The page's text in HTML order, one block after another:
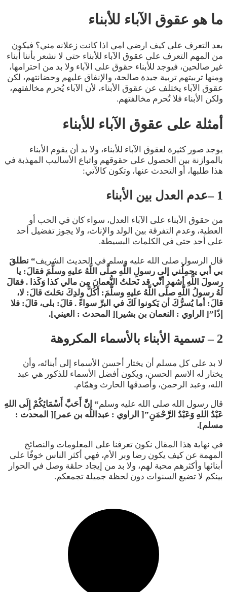
ما هو عقوق الآباء للأبناء
بعد التعرف على كيف ارضي امي اذا كانت زعلانه مني؟ فيكون
من المهم التعرف على عقوق الآباء للأبناء حتى لا نشعر بأننا أبناء
غير صالحين، فيوجد للأبناء حقوق على الآباء ولا بد من احترامها،
ومنها تربيتهم تربية جيدة صالحة، والإنفاق عليهم وحضانتهم، لكن
عقوق الآباء يختلف عن عقوق الأبناء، لأن الآباء يُحرم مخالفتهم،
ولكن الأبناء فلا تُحرم مخالفتهم.
أمثلة على عقوق الآباء للأبناء
يوجد صور كثيرة لعقوق الآباء للأبناء، ولا بد أن يقوم الأبناء
بالموازنة بين الحصول على حقوقهم واتباع الأساليب المهذبة في
هذا طلبها، أو التحدث عنها، وتكون كالآتي:
1 –عدم العدل بين الأبناء
من حقوق الأبناء على الآباء العدل، سواء كان في الحب أو
العطية، وعدم التفرقة بين الولد والإناث، ولا يجوز تفضيل أحد
على أحد حتى في الكلمات البسيطة.
قال الرسول صلى الله عليه وسلم في الحديث الشريف“ نطلقَ
بي أبي يحمِلُني إلى رسولِ اللَّهِ صلَّى اللَّهُ عليهِ وسلَّمَ فقالَ: يا
رسولَ اللَّهِ أشهد أنِّي قد نَحلتُ النُّعمانَ مِن مالي كذا وَكَذا . فقالَ
لَهُ رسولُ اللَّهِ صلَّى اللَّهُ عليهِ وسلَّمَ: أَكُلَّ ولدِكَ نحَلتَ قالَ: لا،
قالَ: أما يُسرُّكَ أن يَكونوا لَكَ في البرِّ سواءً . قالَ: بلى، قالَ: فلا
إذًا”[ الراوي : النعمان بن بشير][ المحدث : العيني].
2 – تسمية الأبناء بالأسماء المكروهة
لا بد على كل مسلم أن يختار أحسن الأسماء إلى أبنائه، وأن
يختار له الاسم الحسن، ويكون أفضل الأسماء للذكور هي عبد
الله، وعبد الرحمن، وأصدقها الحارث وهمّام.
قال رسول الله صلى الله عليه وسلم“ إِنَّ أَحَبَّ ‌أَسْمَائِكُمْ إِلَى اللهِ
عَبْدُ اللهِ وَعَبْدُ الرَّحْمَنِ”[ الراوي : عبدالله بن عمر][ المحدث :
مسلم].
في نهاية هذا المقال نكون تعرفنا على المعلومات والنصائح
المهمة عن كيف يكون رضا وبر الأم، فهي أكثر الناس خوفًا على
أبنائها وأكثرهم محبة لهم، ولا بد من إيجاد حلقة وصل في الحوار
بينكم لا تضيع السنوات دون لحظة جميلة تجمعكم.